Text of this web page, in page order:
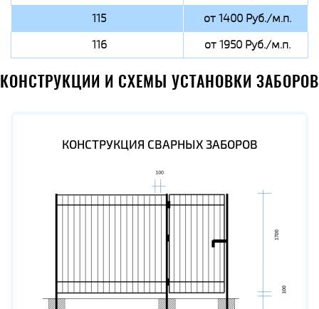
115
от 1400 Руб./м.п.
116
от 1950 Руб./м.п.
КОНСТРУКЦИИ И СХЕМЫ УСТАНОВКИ ЗАБОРОВ
КОНСТРУКЦИЯ СВАРНЫХ ЗАБОРОВ